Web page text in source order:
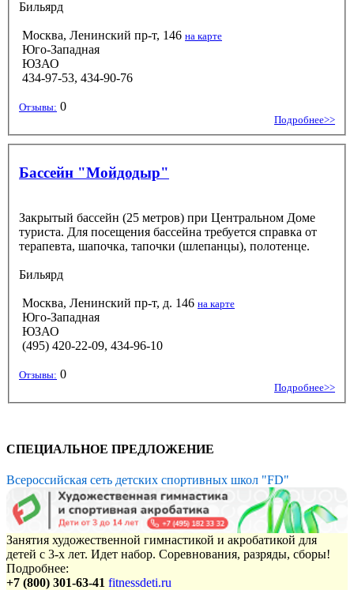
Бильярд
Москва, Ленинский пр-т, 146 на карте
Юго-Западная
ЮЗАО
434-97-53, 434-90-76
Отзывы: 0
Подробнее>>
Бассейн "Мойдодыр"
Закрытый бассейн (25 метров) при Центральном Доме
туриста. Для посещения бассейна требуется справка от
терапевта, шапочка, тапочки (шлепанцы), полотенце.
Бильярд
Москва, Ленинский пр-т, д. 146 на карте
Юго-Западная
ЮЗАО
(495) 420-22-09, 434-96-10
Отзывы: 0
Подробнее>>
СПЕЦИАЛЬНОЕ ПРЕДЛОЖЕНИЕ
Всероссийская сеть детских спортивных школ "FD"
Занятия художественной гимнастикой и акробатикой для
детей с 3-х лет. Идет набор. Соревнования, разряды, сборы!
Подробнее:
+7 (800) 301-63-41 fitnessdeti.ru